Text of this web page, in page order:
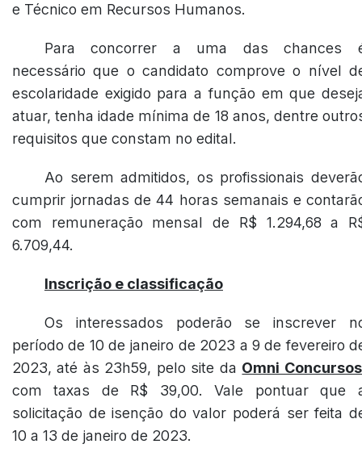
e Técnico em Recursos Humanos.
Para concorrer a uma das chances
necessário que o candidato comprove o nível
escolaridade exigido para a função em que
atuar, tenha idade mínima de 18 anos, dentre
requisitos que constam no edital.
Ao serem admitidos, os profissionais
cumprir jornadas de 44 horas semanais e
com remuneração mensal de R$ 1.294,68 a
6.709,44.
Inscrição e classificação
Os interessados poderão se inscrever
período de 10 de janeiro de 2023 a 9 de fevereiro
2023, até às 23h59, pelo site da Omni Concursos
com taxas de R$ 39,00. Vale pontuar que
solicitação de isenção do valor poderá ser feita
10 a 13 de janeiro de 2023.